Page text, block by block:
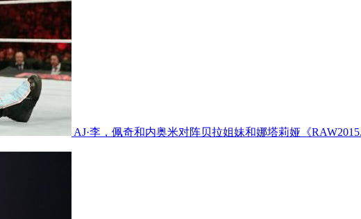
AJ·李，佩奇和内奥米对阵贝拉姐妹和娜塔莉娅《